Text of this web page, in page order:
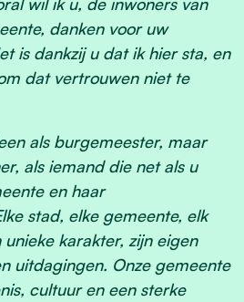
danken voor uw
is dankzij u dat ik hier sta, en
dat vertrouwen niet te
als burgemeester, maar
als iemand die net als u
en haar
stad, elke gemeente, elk
karakter, zijn eigen
uitdagingen. Onze gemeente
cultuur en een sterke